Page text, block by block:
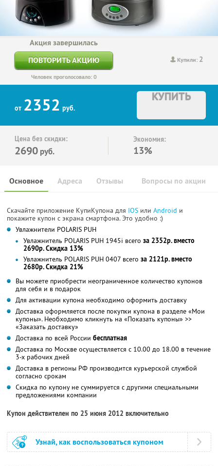
Купили: 2
Акция завершилась
ПОВТОРИТЬ АКЦИЮ
Человек проголосовало: 0
от 2352 руб.
КУПИТЬ
Цена без скидки:
2690 руб.
Экономия:
13%
Основное Отзывы Вопросы по акции
Адреса
Скачайте приложение КупиКупона для IOS или Android и
покажите купон с экрана смартфона. Это удобно :)
Увлажнители POLARIS PUH
Увлажнитель POLARIS PUH 1945i всего за 2352р. вместо
2690р. Скидка 13%
Увлажнитель POLARIS PUH 0407 всего за 2121р. вместо
2680р. Скидка 21%
Вы можете приобрести неограниченное количество купонов
для себя и в подарок
Для активации купона необходимо оформить доставку
Доставка оформляется после покупки купона в разделе «Мои
купоны». Необходимо кликнуть на «Показать купоны» >>
«Заказать доставку»
Доставка по всей России бесплатная
Доставка по Москве осуществляется с 10.00 до 18.00 в течение
3-х рабочих дней
Доставка в регионы РФ производится курьерской службой
согласно срокам
Скидка по купону не суммируется с другими специальными
предложениями компании
Купон действителен по 25 июня 2012 включительно
Узнай, как воспользоваться купоном